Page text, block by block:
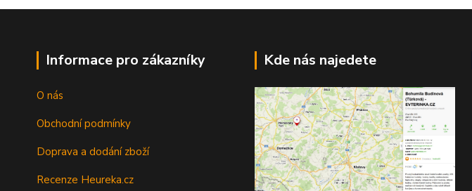
Informace pro zákazníky
O nás
Obchodní podmínky
Doprava a dodání zboží
Recenze Heureka.cz
Kde nás najedete